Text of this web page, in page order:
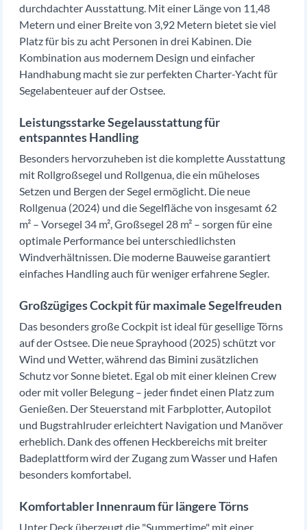
durchdachter Ausstattung. Mit einer Länge von 11,48
Metern und einer Breite von 3,92 Metern bietet sie viel
Platz für bis zu acht Personen in drei Kabinen. Die
Kombination aus modernem Design und einfacher
Handhabung macht sie zur perfekten Charter-Yacht für
Segelabenteuer auf der Ostsee.
Leistungsstarke Segelausstattung für
entspanntes Handling
Besonders hervorzuheben ist die komplette Ausstattung
mit Rollgroßsegel und Rollgenua, die ein müheloses
Setzen und Bergen der Segel ermöglicht. Die neue
Rollgenua (2024) und die Segelfläche von insgesamt 62
m² – Vorsegel 34 m², Großsegel 28 m² – sorgen für eine
optimale Performance bei unterschiedlichsten
Windverhältnissen. Die moderne Bauweise garantiert
einfaches Handling auch für weniger erfahrene Segler.
Großzügiges Cockpit für maximale Segelfreuden
Das besonders große Cockpit ist ideal für gesellige Törns
auf der Ostsee. Die neue Sprayhood (2025) schützt vor
Wind und Wetter, während das Bimini zusätzlichen
Schutz vor Sonne bietet. Egal ob mit einer kleinen Crew
oder mit voller Belegung – jeder findet einen Platz zum
Genießen. Der Steuerstand mit Farbplotter, Autopilot
und Bugstrahlruder erleichtert Navigation und Manöver
erheblich. Dank des offenen Heckbereichs mit breiter
Badeplattform wird der Zugang zum Wasser und Hafen
besonders komfortabel.
Komfortabler Innenraum für längere Törns
Unter Deck überzeugt die "Summertime" mit einer